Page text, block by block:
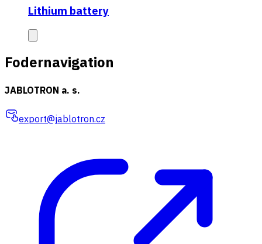
Lithium battery
Fodernavigation
JABLOTRON a. s.
export@jablotron.cz